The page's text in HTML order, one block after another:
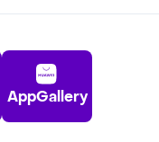
AppGallery